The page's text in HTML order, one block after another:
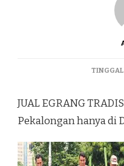
JUAL EGRANG
Pekalongan hanya di